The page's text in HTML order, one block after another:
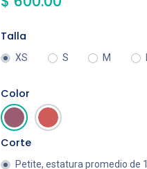
Talla
XS S M
Color
Corte
Petite, estatura promedio de